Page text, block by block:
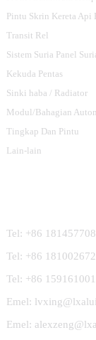
Pintu Skrin Kereta Api
Transit Rel
Sistem Suria Panel
Kekuda Pentas
Sinki haba / Radiator
Modul/Bahagian
Tingkap Dan Pintu
Lain-lain
Tel: +86
Tel: +86
Tel: +86
Emel:
Emel: